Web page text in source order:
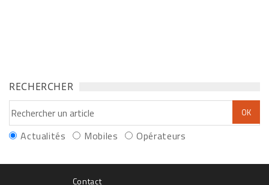
RECHERCHER
Actualités Mobiles Opérateurs
Contact